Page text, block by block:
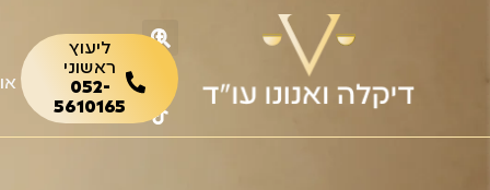
ליעוץ
ראשוני
052-
5610165